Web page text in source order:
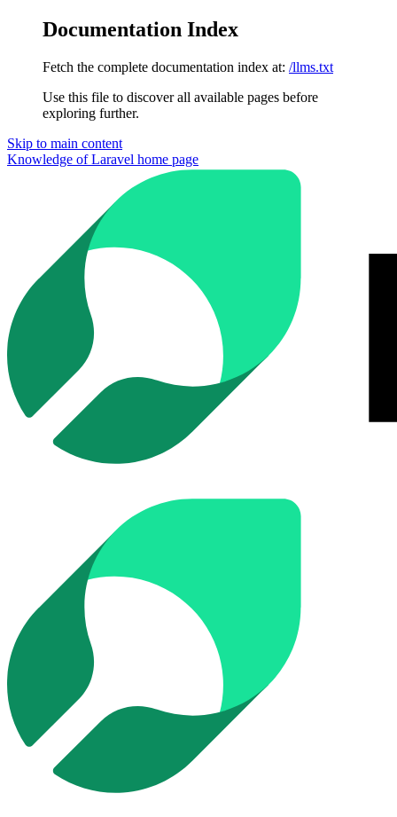
Documentation Index
Fetch the complete documentation index at: /llms.txt
Use this file to discover all available pages before
exploring further.
Skip to main content
Knowledge of Laravel home page